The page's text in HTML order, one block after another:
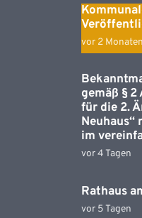
vor 2 Monaten
gemäß § 2
für die 2.
im
vor 4 Tagen
Rathaus
vor 5 Tagen